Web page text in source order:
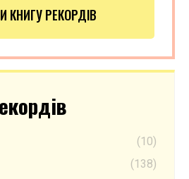
КНИГУ РЕКОРДІВ
(10)
(138)